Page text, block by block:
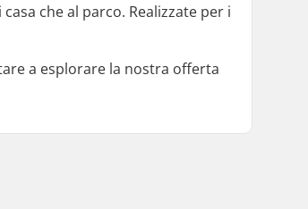
che al parco. Realizzate per i
a esplorare la nostra offerta